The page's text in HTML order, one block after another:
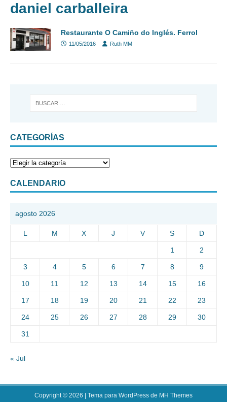
daniel carballeira
Restaurante O Camiño do Inglés. Ferrol
11/05/2016 Ruth MM
CATEGORÍAS
CALENDARIO
agosto 2026
L M X J V S D
1 2
3 4 5 6 7 8 9
10 11 12 13 14 15 16
17 18 19 20 21 22 23
24 25 26 27 28 29 30
31
« Jul
Copyright © 2026 | Tema para WordPress de MH Themes